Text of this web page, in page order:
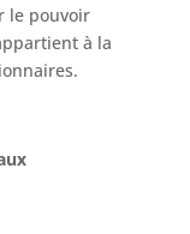
le pouvoir
à la